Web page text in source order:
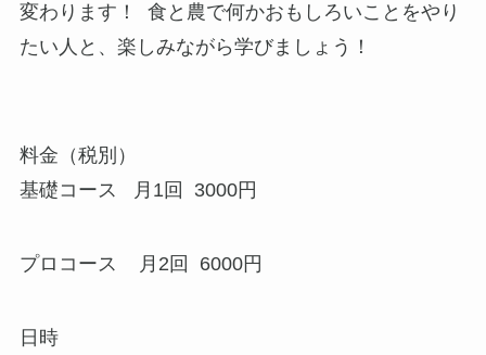
変わります！ 食と農で何かおもしろいことをやり
たい人と、楽しみながら学びましょう！
料金（税別）
基礎コース 月1回 3000円
プロコース 月2回 6000円
日時